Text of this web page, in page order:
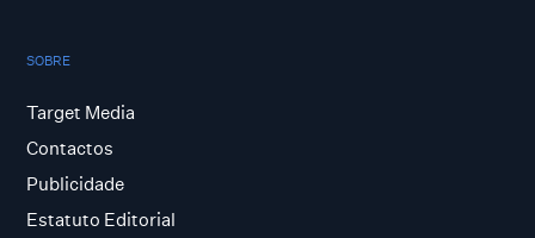
SOBRE
Target Media
Contactos
Publicidade
Estatuto Editorial